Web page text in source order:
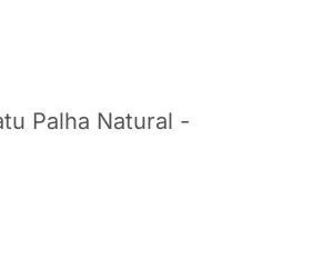
Palha Natural -